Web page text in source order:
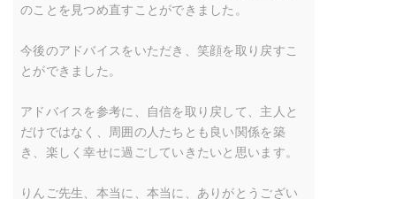
のことを見つめ直すことができました。
今後のアドバイスをいただき、笑顔を取り戻すこ
とができました。
アドバイスを参考に、自信を取り戻して、主人と
だけではなく、周囲の人たちとも良い関係を築
き、楽しく幸せに過ごしていきたいと思います。
りんご先生、本当に、本当に、ありがとうござい